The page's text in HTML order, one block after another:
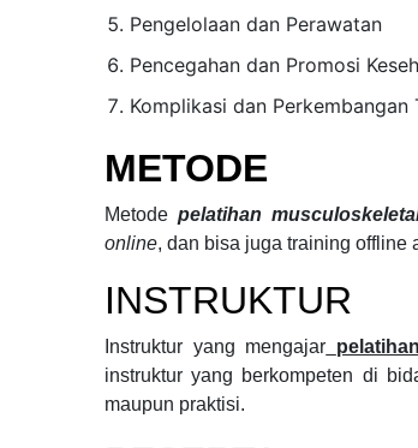
Pengelolaan dan Perawatan
Pencegahan dan Promosi
Komplikasi dan Perkembangan
METODE
Metode pelatihan
online, dan bisa juga training offline
INSTRUKTUR
Instruktur yang mengajar
instruktur yang berkompeten di
maupun praktisi.